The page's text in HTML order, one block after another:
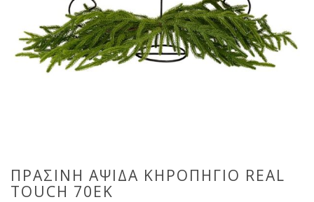
ΠΡΑΣΙΝΗ ΑΨΙΔΑ ΚΗΡΟΠΗΓΙΟ REAL
TOUCH 70ΕΚ